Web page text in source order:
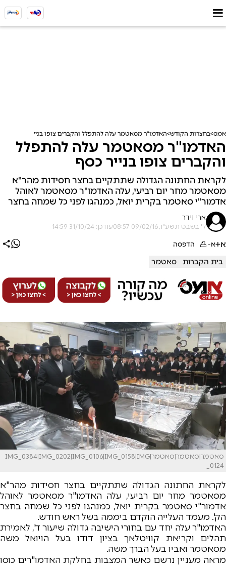
אמס בחצרות הקודש האדמו"ר מסאטמר עלה להתפלל והקברים צופו בנייר כסף
האדמו"ר מסאטמר עלה להתפלל
והקברים צופו בנייר כסף
לקראת החתונה הגדולה שתתקיים בחצר חסידות מהר"א
מסאטמר מחר יום רביעי, עלה האדמו"ר מסאטמר לאוהל
אדמור"י סאטמר בקרית יואל, כמנהגו לפני כל שמחה בחצר
ארי וידר
ל' בשבט תשע"ו, 09/02/16 08:57 עודכן: 31/10/24 14:59
א+א- הדפסה
בית הקברות סאטמר
סאטמר|סאטמר|סאטמר|IMG_0384|IMG_0202|IMG_0106|IMG_0158|IMG
_0124
לקראת החתונה הגדולה שתתקיים בחצר חסידות מהר"א
מסאטמר מחר יום רביעי, עלה האדמו"ר מסאטמר לאוהל
אדמור"י סאטמר בקרית יואל, כמנהגו לפני כל שמחה בחצר
הק'. מעמד העלייה הוקדם ביממה בשל ראש חודש.
האדמו"ר עלה יחד עם בחורי הישיבה גדולה שיעור ד', לאמירת
תהלים וקריאת קוויטלאך בציון דודו בעל הויואל משה
מסאטמר ואביו בעל הברך משה.
מראה מעניין נרשם כאשר המצבות בחלקת האדמו"רים כוסו